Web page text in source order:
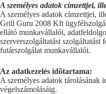
A személyes adatok címzettjei,
A személyes adatok címzettjei,
Grill Guru 2008 Kft
ellátó munkavállalói,
szerverszolgáltatást
futárszolgálat munkavállalói.
Az adatkezelés időtartama:
A személyes adatok tárolásának
végelszámolásáig.